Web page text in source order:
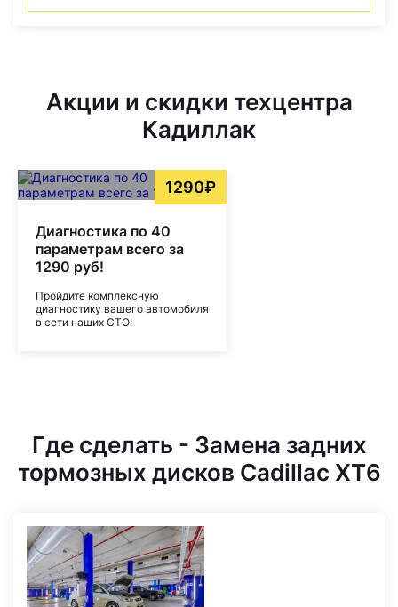
Акции и скидки техцентра
Кадиллак
1290₽
Диагностика по 40
параметрам всего за
1290 руб!
Пройдите комплексную
диагностику вашего автомобиля
в сети наших СТО!
Где сделать - Замена задних
тормозных дисков Cadillac XT6